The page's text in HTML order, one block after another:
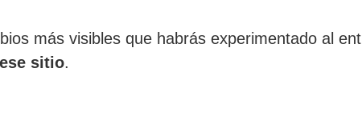
más visibles que habrás experimentado al
sitio.